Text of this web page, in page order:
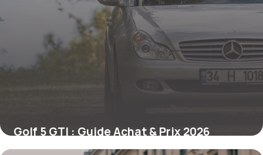
Golf 5 GTI : Guide Achat & Prix 2026
19 mai 2026